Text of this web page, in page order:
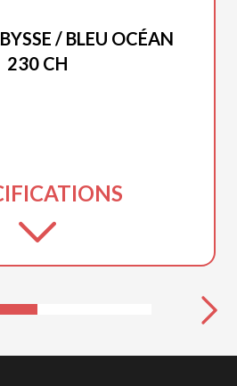
/ BLEU OCÉAN
230 CH